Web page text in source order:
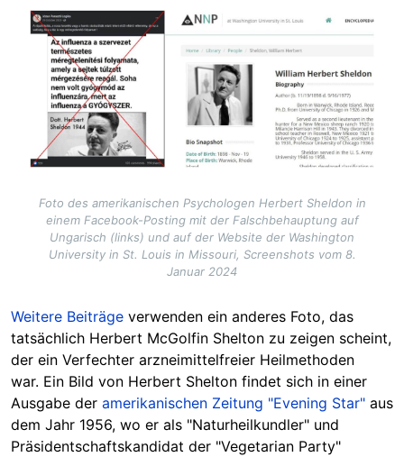
Image
Foto des amerikanischen Psychologen Herbert Sheldon in
einem Facebook-Posting mit der Falschbehauptung auf
Ungarisch (links) und auf der Website der Washington
University in St. Louis in Missouri, Screenshots vom 8.
Januar 2024
Weitere Beiträge verwenden ein anderes Foto, das
tatsächlich Herbert McGolfin Shelton zu zeigen scheint,
der ein Verfechter arzneimittelfreier Heilmethoden
war. Ein Bild von Herbert Shelton findet sich in einer
Ausgabe der amerikanischen Zeitung "Evening Star" aus
dem Jahr 1956, wo er als "Naturheilkundler" und
Präsidentschaftskandidat der "Vegetarian Party"